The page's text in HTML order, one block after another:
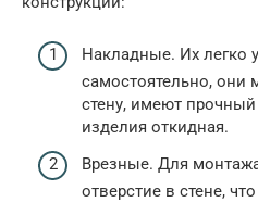
Накладные. Их легко
самостоятельно, они
стену, имеют
изделия откидная.
Врезные. Для монтажа
отверстие в стене,